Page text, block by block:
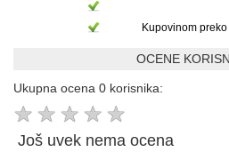
Kupovinom
OCENE
Ukupna ocena 0 korisnika:
★ ★ ★ ★ ★
Još uvek nema ocena